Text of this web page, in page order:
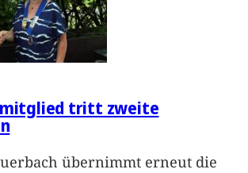
tritt zweite
übernimmt erneut die